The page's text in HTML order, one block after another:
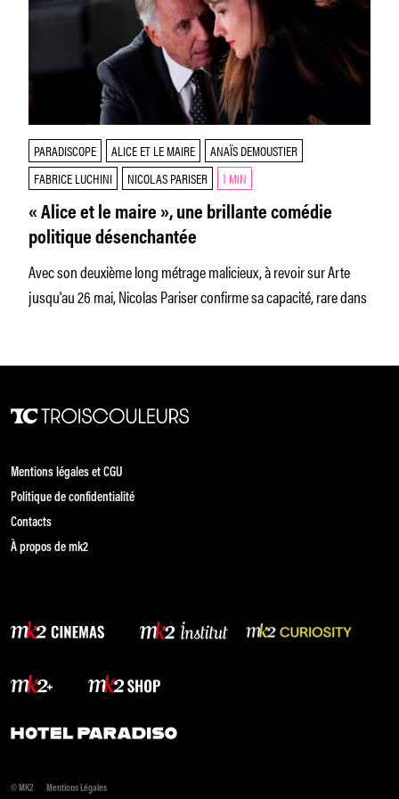
PARADISCOPE ALICE ET LE MAIRE
ANAÏS DEMOUSTIER
FABRICE LUCHINI
NICOLAS PARISER 1 MIN
« Alice et le maire », une brillante comédie
politique désenchantée
Avec son deuxième long métrage malicieux, à revoir sur Arte
jusqu'au 26 mai, Nicolas Pariser confirme sa capacité, rare dans
Mentions légales et CGU
Politique de confidentialité
Contacts
À propos de mk2
© MK2 Mentions Légales